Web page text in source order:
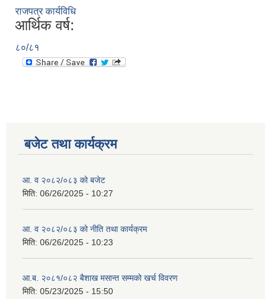
राजपत्र कार्यविधि
आर्थिक वर्ष:
८०/८१
बजेट तथा कार्यक्रम
आ. व २०८२/०८३ को बजेट
मिति: 06/26/2025 - 10:27
आ. व २०८२/०८३ को नीति तथा कार्यक्रम
मिति: 06/26/2025 - 10:23
आ.ब. २०८१/०८२ बैशाख मसान्त सम्मको खर्च विवरण
मिति: 05/23/2025 - 15:50